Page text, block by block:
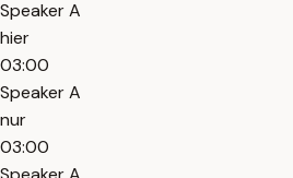
Speaker A
hier
03:00
Speaker A
nur
03:00